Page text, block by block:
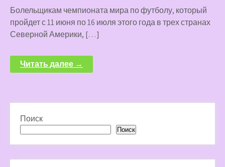
Болельщикам чемпионата мира по футболу, который
пройдет с 11 июня по 16 июля этого года в трех странах
Северной Америки, […]
Читать далее →
Поиск
Поиск